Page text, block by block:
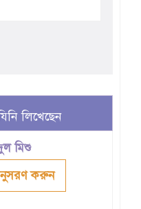
লিখেছেন
মিশু
করুন